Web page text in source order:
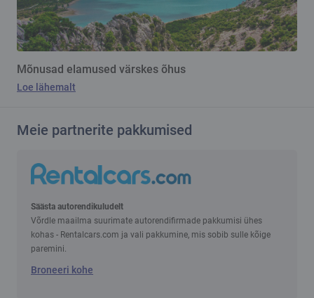
Mõnusad elamused värskes õhus
Loe lähemalt
Meie partnerite pakkumised
Säästa autorendikuludelt
Võrdle maailma suurimate autorendifirmade pakkumisi ühes
kohas - Rentalcars.com ja vali pakkumine, mis sobib sulle kõige
paremini.
Broneeri kohe